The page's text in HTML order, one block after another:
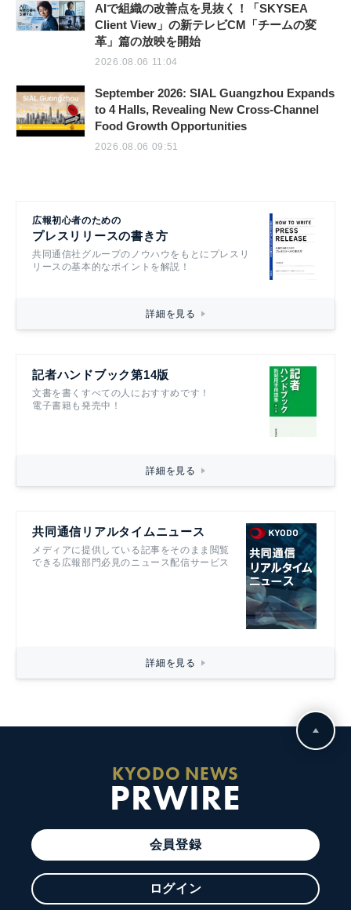
AIで組織の改善点を見抜く！「SKYSEA
Client View」の新テレビCM「チームの変
革」篇の放映を開始
2026.08.06 11:04
September 2026: SIAL Guangzhou Expands
to 4 Halls, Revealing New Cross-Channel
Food Growth Opportunities
2026.08.06 09:51
広報初心者のための
プレスリリースの書き方
共同通信社グループのノウハウをもとにプレスリ
リースの基本的なポイントを解説！
詳細を見る
記者ハンドブック第14版
文書を書くすべての人におすすめです！
電子書籍も発売中！
詳細を見る
共同通信リアルタイムニュース
メディアに提供している記事をそのまま閲覧
できる広報部門必見のニュース配信サービス
詳細を見る
KYODO NEWS
PRWIRE
会員登録
ログイン